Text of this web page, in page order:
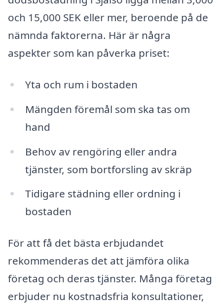
och 15,000 SEK eller mer, beroende på de
nämnda faktorerna. Här är några
aspekter som kan påverka priset:
Yta och rum i bostaden
Mängden föremål som ska tas om
hand
Behov av rengöring eller andra
tjänster, som bortforsling av skräp
Tidigare städning eller ordning i
bostaden
För att få det bästa erbjudandet
rekommenderas det att jämföra olika
företag och deras tjänster. Många företag
erbjuder nu kostnadsfria konsultationer,